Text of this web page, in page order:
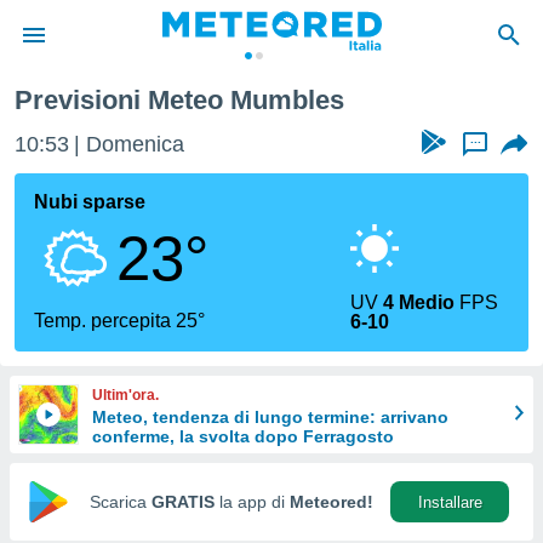
di
per
le
di
Web
Previsioni Meteo Mumbles
10:53 Domenica ...
Nubi sparse
23°
Temp. percepita 25°
UV4 Medio FPS
6-10
Ultim'ora.
Meteo, tendenza di lungo termine: arrivano
conferme, la svolta dopo Ferragosto
Scarica GRATIS la app di Meteored! Installare